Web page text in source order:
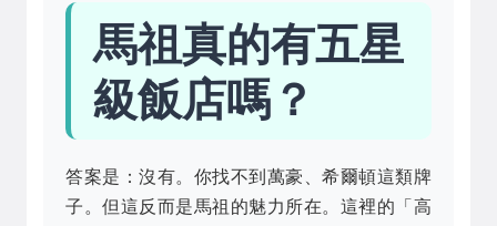
馬祖真的有五星
級飯店嗎？
答案是：沒有。你找不到萬豪、希爾頓這類牌
子。但這反而是馬祖的魅力所在。這裡的「高